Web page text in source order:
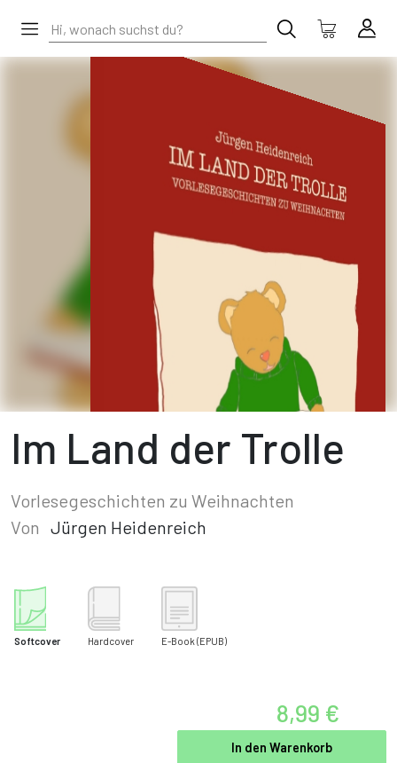
Im Land der Trolle
Vorlesegeschichten zu Weihnachten
Von Jürgen Heidenreich
Softcover Hardcover E-Book (EPUB)
8,99 €
In den Warenkorb